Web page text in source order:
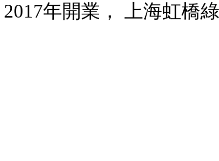
2017年開業， 上海虹